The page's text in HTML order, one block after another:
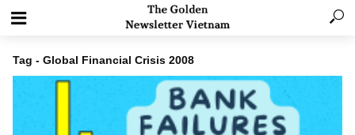
Tag - Global Financial Crisis 2008